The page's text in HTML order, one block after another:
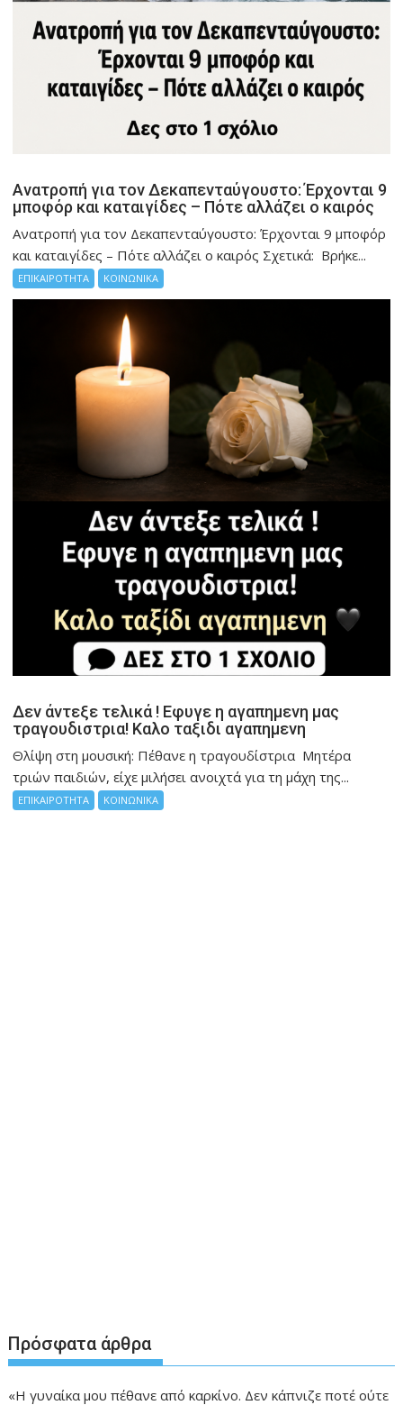
Ανατροπή για τον Δεκαπενταύγουστο: Έρχονται 9
μποφόρ και καταιγίδες – Πότε αλλάζει ο καιρός
Ανατροπή για τον Δεκαπενταύγουστο: Έρχονται 9 μποφόρ
και καταιγίδες – Πότε αλλάζει ο καιρός Σχετικά: Βρήκε...
ΕΠΙΚΑΙΡΟΤΗΤΑ ΚΟΙΝΩΝΙΚΑ
Δεν άντεξε τελικά ! Εφυγε η αγαπημενη μας
τραγουδιστρια! Καλο ταξιδι αγαπημενη
Θλίψη στη μουσική: Πέθανε η τραγουδίστρια Μητέρα
τριών παιδιών, είχε μιλήσει ανοιχτά για τη μάχη της...
ΕΠΙΚΑΙΡΟΤΗΤΑ ΚΟΙΝΩΝΙΚΑ
Πρόσφατα άρθρα
«Η γυναίκα μου πέθανε από καρκίνο. Δεν κάπνιζε ποτέ ούτε